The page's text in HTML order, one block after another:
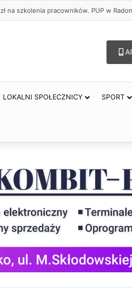
– lepszy wybór. Radomsko włącza
LOKALNI SPOŁECZNICY SPORT